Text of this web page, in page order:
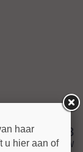
16,68
excl BTW
haar
u hier aan of